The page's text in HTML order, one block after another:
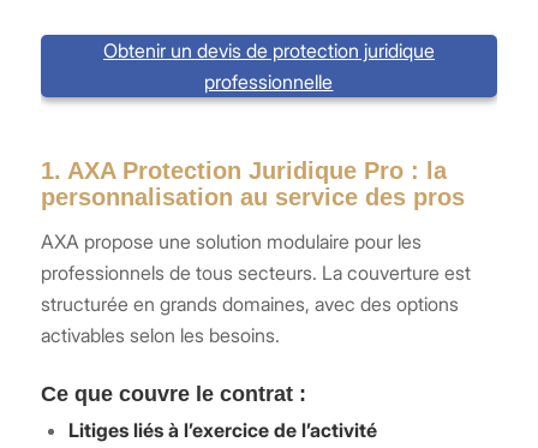
Obtenir un devis de protection juridique
professionnelle
1. AXA Protection Juridique Pro : la
personnalisation au service des pros
AXA propose une solution modulaire pour les
professionnels de tous secteurs. La couverture est
structurée en grands domaines, avec des options
activables selon les besoins.
Ce que couvre le contrat :
Litiges liés à l’exercice de l’activité